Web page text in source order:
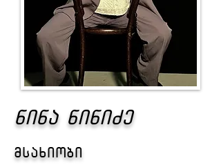
ნინა ნინიძე
მსახიობი